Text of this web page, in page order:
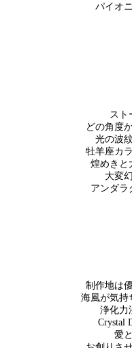
パイオ
スト
どの角度
光の波
牡羊座カ
煌めきと
大変
アンダラ
制作地は
海風が気持
浄化力
Crystal
愛